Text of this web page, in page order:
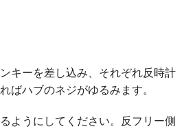
キーを差し込み、それぞれ反時計
ばハブのネジがゆるみます。
ようにしてください。反フリー側